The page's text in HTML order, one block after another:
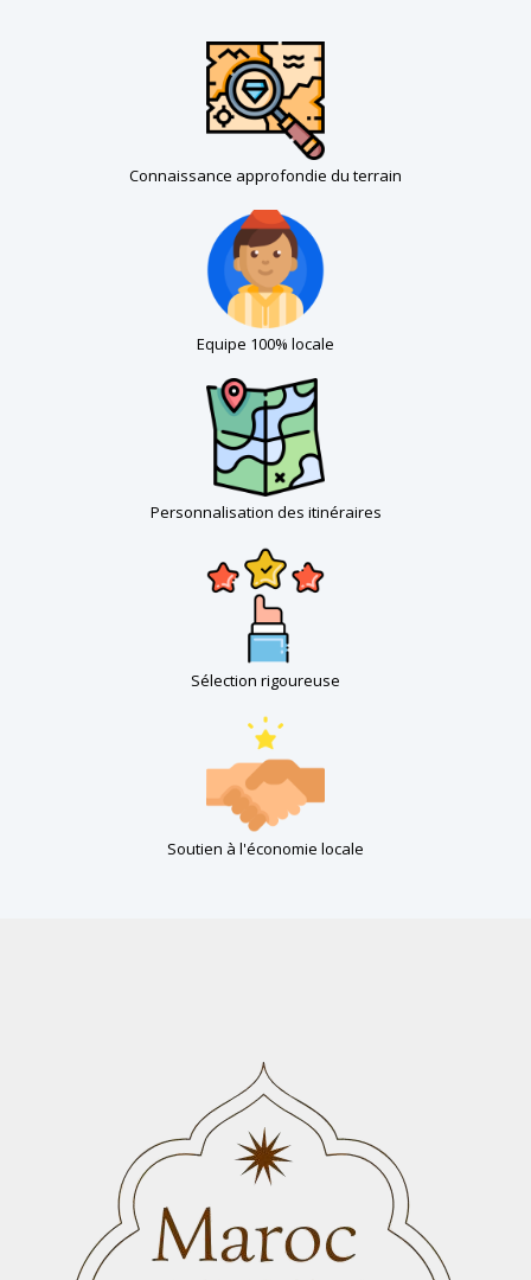
Connaissance approfondie du terrain
Equipe 100% locale
Personnalisation des itinéraires
Sélection rigoureuse
Soutien à l'économie locale